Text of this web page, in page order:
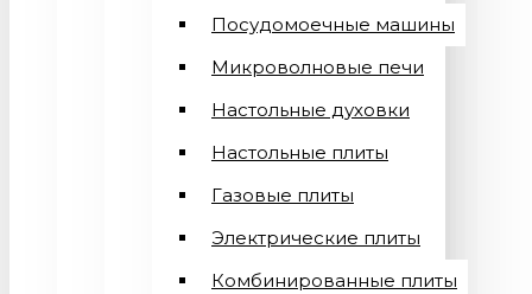
Посудомоечные машины
Микроволновые печи
Настольные духовки
Настольные плиты
Газовые плиты
Электрические плиты
Комбинированные плиты